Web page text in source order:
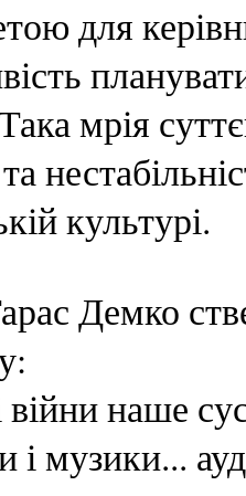
для
мрія
культурі.
Демко
наше
і музики...